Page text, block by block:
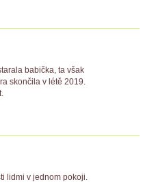
babička, ta však
skončila v létě 2019.
lidmi v jednom pokoji.